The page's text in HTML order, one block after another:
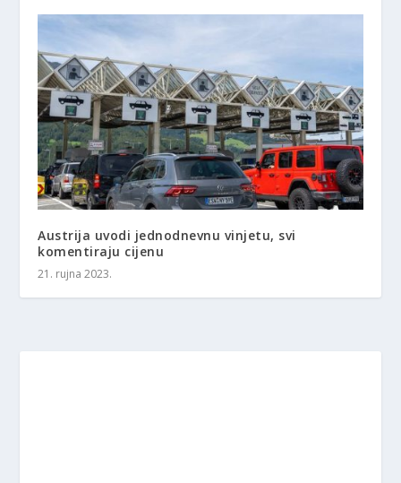
Austrija uvodi jednodnevnu vinjetu, svi
komentiraju cijenu
21. rujna 2023.